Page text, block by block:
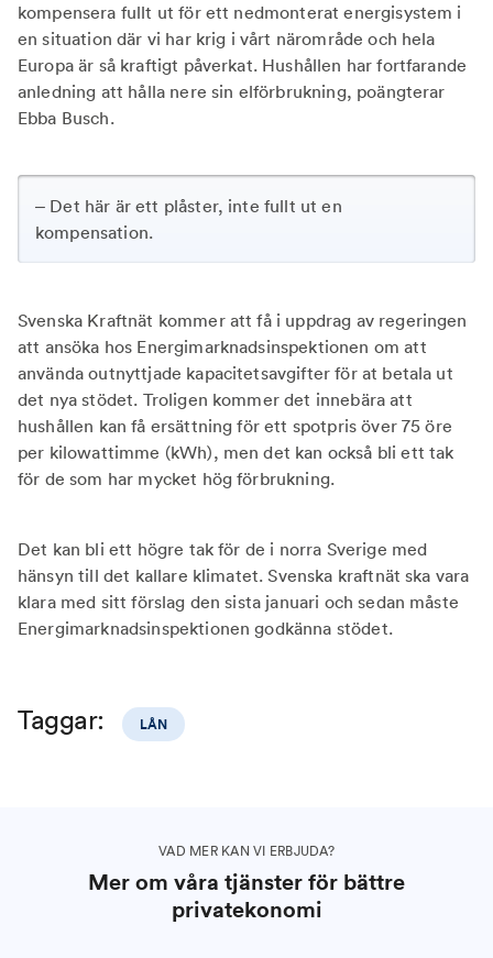
kompensera fullt ut för ett nedmonterat energisystem i
en situation där vi har krig i vårt närområde och hela
Europa är så kraftigt påverkat. Hushållen har fortfarande
anledning att hålla nere sin elförbrukning, poängterar
Ebba Busch.
– Det här är ett plåster, inte fullt ut en
kompensation.
Svenska Kraftnät kommer att få i uppdrag av regeringen
att ansöka hos Energimarknadsinspektionen om att
använda outnyttjade kapacitetsavgifter för at betala ut
det nya stödet. Troligen kommer det innebära att
hushållen kan få ersättning för ett spotpris över 75 öre
per kilowattimme (kWh), men det kan också bli ett tak
för de som har mycket hög förbrukning.
Det kan bli ett högre tak för de i norra Sverige med
hänsyn till det kallare klimatet. Svenska kraftnät ska vara
klara med sitt förslag den sista januari och sedan måste
Energimarknadsinspektionen godkänna stödet.
Taggar: LÅN
VAD MER KAN VI ERBJUDA?
Mer om våra tjänster för bättre
privatekonomi